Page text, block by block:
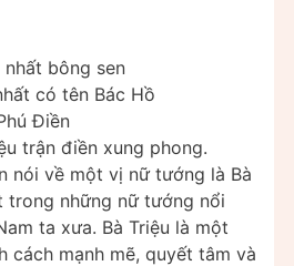
bông sen
có tên Bác Hồ
Điền
trận điền xung phong.
nói về một vị nữ tướng là Bà
trong những nữ tướng nổi
ta xưa. Bà Triệu là một
cách mạnh mẽ, quyết tâm và